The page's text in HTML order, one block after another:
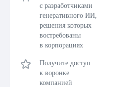
с разработчиками
генеративного ИИ,
решения которых
востребованы
в корпорациях
Получите доступ
к воронке
компанией